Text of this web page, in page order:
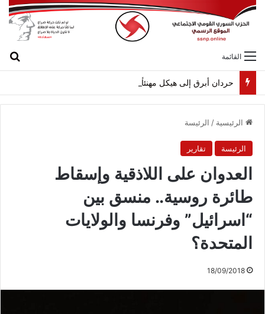
القائمة
حردان أبرق إلى هيكل مهنئاً بمناسبة عيد الجيش
الرئيسية / الرئيسة
الرئيسة تقارير
العدوان على اللاذقية وإسقاط
طائرة روسية.. منسق بين
“اسرائيل” وفرنسا والولايات
المتحدة؟
18/09/2018